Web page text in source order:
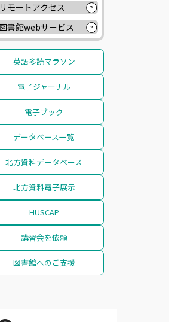
リモートアクセス ?
図書館webサービス ?
英語多読マラソン
電子ジャーナル
電子ブック
データベース一覧
北方資料データベース
北方資料電子展示
HUSCAP
講習会を依頼
図書館へのご支援